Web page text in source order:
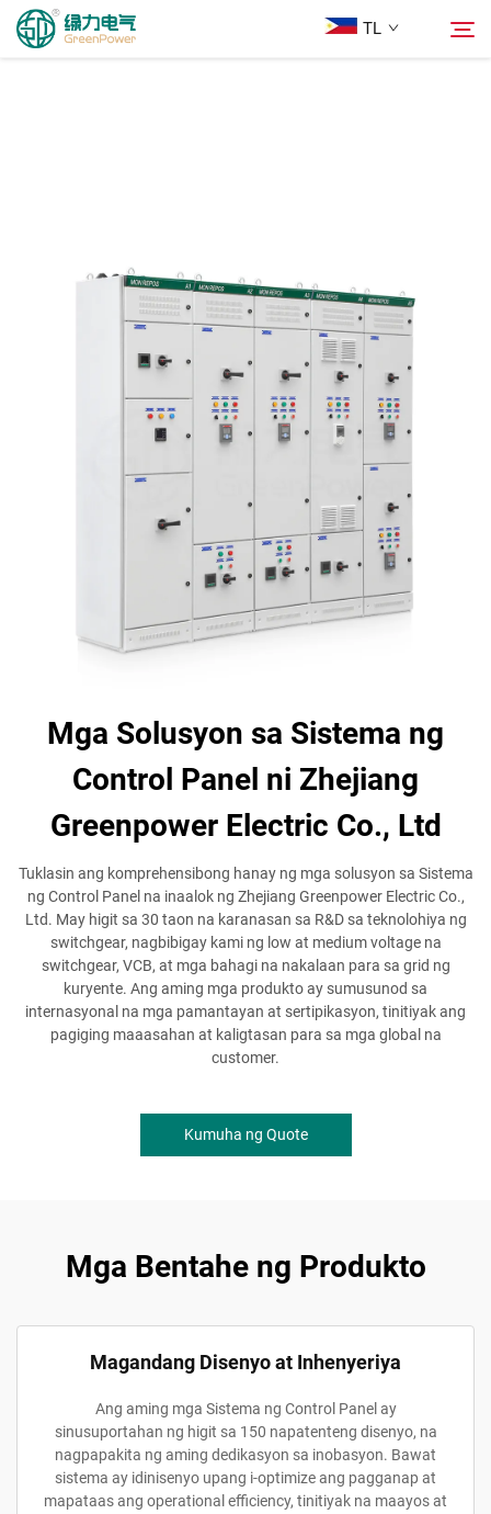
TL
Tungkol Sa Amin
Mga Solusyon
Makipag-ugnayan sa Amin
Mga Solusyon sa Sistema ng
Control Panel ni Zhejiang
Greenpower Electric Co., Ltd
Tuklasin ang komprehensibong hanay ng mga solusyon sa Sistema
ng Control Panel na inaalok ng Zhejiang Greenpower Electric Co.,
Ltd. May higit sa 30 taon na karanasan sa R&D sa teknolohiya ng
switchgear, nagbibigay kami ng low at medium voltage na
switchgear, VCB, at mga bahagi na nakalaan para sa grid ng
kuryente. Ang aming mga produkto ay sumusunod sa
internasyonal na mga pamantayan at sertipikasyon, tinitiyak ang
pagiging maaasahan at kaligtasan para sa mga global na
customer.
Kumuha ng Quote
Mga Bentahe ng Produkto
Magandang Disenyo at Inhenyeriya
Ang aming mga Sistema ng Control Panel ay
sinusuportahan ng higit sa 150 napatenteng disenyo, na
nagpapakita ng aming dedikasyon sa inobasyon. Bawat
sistema ay idinisenyo upang i-optimize ang pagganap at
mapataas ang operational efficiency, tinitiyak na maayos at